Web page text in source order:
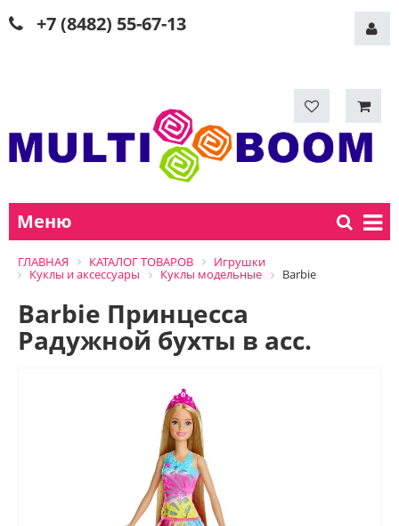
+7 (8482) 55-67-13
Меню
ГЛАВНАЯ КАТАЛОГ ТОВАРОВ
Игрушки
Куклы и аксессуары
Куклы модельные Barbie
Barbie Принцесса
Радужной бухты в асс.